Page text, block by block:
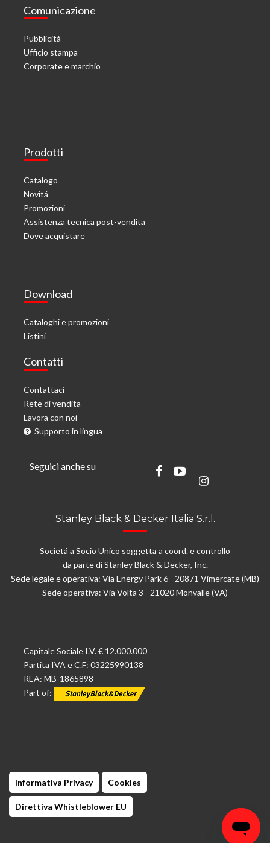
Comunicazione
Pubblicitá
Ufficio stampa
Corporate e marchio
Prodotti
Catalogo
Novitá
Promozioni
Assistenza tecnica post-vendita
Dove acquistare
Download
Cataloghi e promozioni
Listini
Contatti
Contattaci
Rete di vendita
Lavora con noi
Supporto in lingua
Seguici anche su
Stanley Black & Decker Italia S.r.l.
Societá a Socio Unico soggetta a coord. e controllo
da parte di Stanley Black & Decker, Inc.
Sede legale e operativa: Via Energy Park 6 - 20871 Vimercate (MB)
Sede operativa: Via Volta 3 - 21020 Monvalle (VA)
Capitale Sociale I.V. € 12.000.000
Partita IVA e C.F: 03225990138
REA: MB-1865898
Part of:
Informativa Privacy Cookies
Direttiva Whistleblower EU